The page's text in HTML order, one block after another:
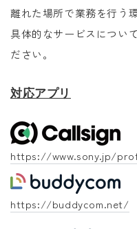
離れた場所で業務を行う
具体的なサービスについ
ださい。
対応アプリ
https://www.sony.jp/
https://buddycom.net/